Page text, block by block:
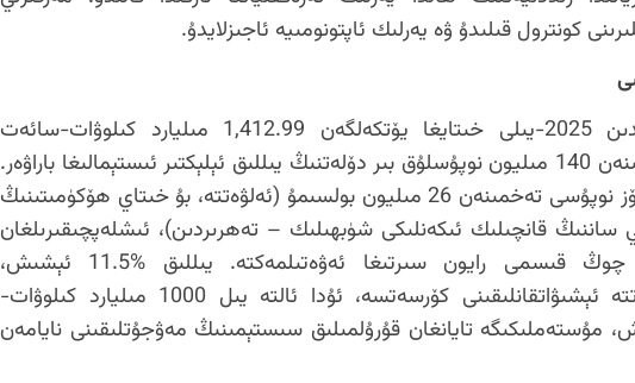
كونترول قىلىدۇ ۋە يەرلىك ئاپتونومىيە ئاجىزلايدۇ.
شەرقىي تۈركىستاندىن 2025-يىلى خىتايغا يۆتكەلگەن 1,412.99 مىليارد كىلوۋات-سائەت
ئېلېكتىر مىقدارى، تەخمىنەن 140 مىليون نوپۇسلۇق بىر دۆلەتنىڭ يىللىق ئېلېكتىر ئىستېمالىغا باراۋەر.
شەرقىي تۈركىستاننىڭ ئۆز نوپۇسى تەخمىنەن 26 مىليون بولسىمۇ (ئەلۋەتتە، بۇ خىتاي ھۆكۈمىتىنىڭ
قانچىلىك ئىكەنلىكى شۈبھىلىك – تەھرىردىن)، ئىشلەپچىقىرىلغان
ئېنېرگىيەنىڭ ناھايىتى چوڭ قىسمى رايون سىرتىغا ئەۋەتىلمەكتە. يىللىق %11.5 ئېشىش،
يۆتكەشنىڭ تېز سۈرئەتتە ئېشىۋاتقانلىقىنى كۆرسەتسە، ئۇدا ئالتە يىل 1000 مىليارد كىلوۋات-
مۇستەملىكىگە تايانغان قۇرۇلمىلىق سىستېمىنىڭ مەۋجۇتلىقىنى نايامەن